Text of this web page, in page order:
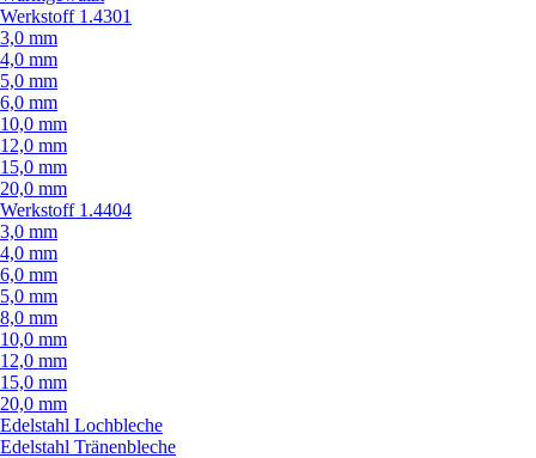
Werkstoff 1.4301
3,0 mm
4,0 mm
5,0 mm
6,0 mm
10,0 mm
12,0 mm
15,0 mm
20,0 mm
Werkstoff 1.4404
3,0 mm
4,0 mm
6,0 mm
5,0 mm
8,0 mm
10,0 mm
12,0 mm
15,0 mm
20,0 mm
Edelstahl Lochbleche
Edelstahl Tränenbleche